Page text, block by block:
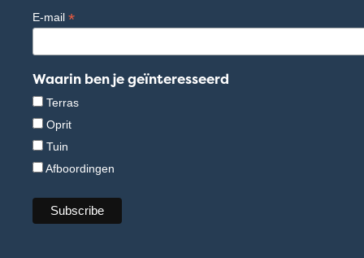
E-mail *
Waarin ben je geïnteresseerd
Terras
Oprit
Tuin
Afboordingen